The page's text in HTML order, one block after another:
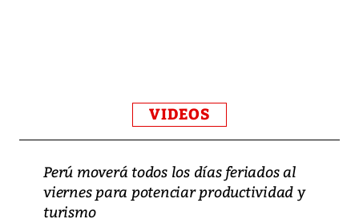
VIDEOS
Perú moverá todos los días feriados al
viernes para potenciar productividad y
turismo